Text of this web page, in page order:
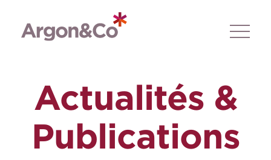
Actualités &
Publications